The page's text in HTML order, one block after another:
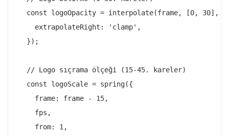
const logoOpacity = interpolate(frame, [0, 30],
    extrapolateRight: 'clamp',
  });
  // Logo sıçrama ölçeği (15-45. kareler)
  const logoScale = spring({
    frame: frame - 15,
    fps,
    from: 1,